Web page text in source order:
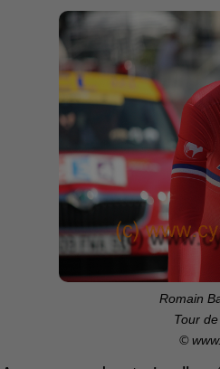
Romain
Tour
©